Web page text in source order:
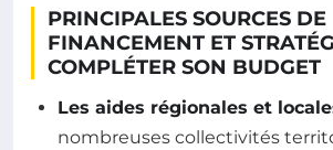
PRINCIPALES SOURCES DE
FINANCEMENT ET
COMPLÉTER SON BUDGET
Les aides régionales et
nombreuses collectivités